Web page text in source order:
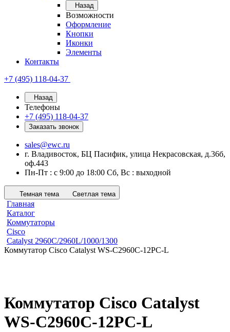
Назад
Возможности
Оформление
Кнопки
Иконки
Элементы
Контакты
+7 (495) 118-04-37
Назад
Телефоны
+7 (495) 118-04-37
Заказать звонок
sales@ewc.ru
г. Владивосток, БЦ Пасифик, улица Некрасовская, д.36б,
оф.443
Пн-Пт : с 9:00 до 18:00 Сб, Вс : выходной
Темная тема Светлая тема
Главная
Каталог
Коммутаторы
Cisco
Catalyst 2960C/2960L/1000/1300
Коммутатор Cisco Catalyst WS-C2960C-12PC-L
Коммутатор Cisco Catalyst
WS-C2960C-12PC-L